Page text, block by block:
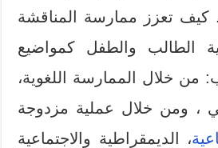
كيف تعزز ممارسة المناقشة
الطالب والطفل كمواضيع
من خلال الممارسة اللغوية،
، ومن خلال عملية مزدوجة
، الديمقراطية والاجتماعية